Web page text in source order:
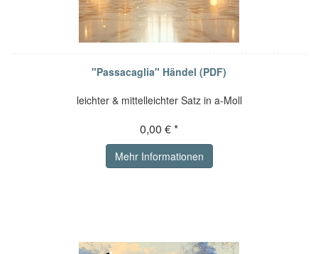
"Passacaglia" Händel (PDF)
leichter & mittelleichter Satz in a-Moll
0,00 € *
Mehr Informationen